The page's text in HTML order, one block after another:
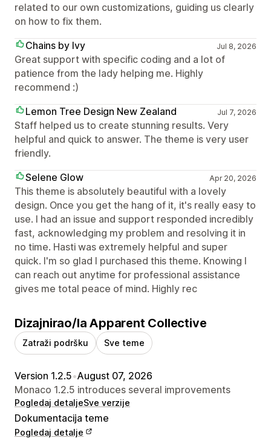
related to our own customizations, guiding us clearly
on how to fix them.
Chains by Ivy
Jul 8, 2026
Great support with specific coding and a lot of
patience from the lady helping me. Highly
recommend :)
Lemon Tree Design New Zealand
Jul 7, 2026
Staff helped us to create stunning results. Very
helpful and quick to answer. The theme is very user
friendly.
Selene Glow
Apr 20, 2026
This theme is absolutely beautiful with a lovely
design. Once you get the hang of it, it's really easy to
use. I had an issue and support responded incredibly
fast, acknowledging my problem and resolving it in
no time. Hasti was extremely helpful and super
quick. I'm so glad I purchased this theme. Knowing I
can reach out anytime for professional assistance
gives me total peace of mind. Highly rec
Dizajnirao/la Apparent Collective
Zatraži podršku Sve teme
Version 1.2.5•August 07, 2026
Monaco 1.2.5 introduces several improvements
Pogledaj detaljeSve verzije
Dokumentacija teme
Pogledaj detalje